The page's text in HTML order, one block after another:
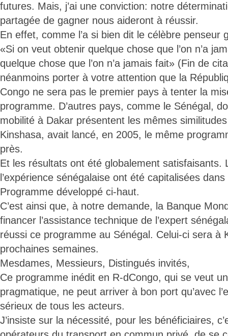
futures. Mais, j’ai une conviction: notre
partagée de gagner nous aideront à réussir.
En effet, comme l’a si bien dit le célèbre penseur
«Si on veut obtenir quelque chose que l’on n’a
quelque chose que l’on n’a jamais fait» (Fin de
néanmoins porter à votre attention que la
Congo ne sera pas le premier pays à tenter la
programme. D’autres pays, comme le Sénégal,
mobilité à Dakar présentent les mêmes
Kinshasa, avait lancé, en 2005, le même
près.
Et les résultats ont été globalement satisfaisants.
l’expérience sénégalaise ont été capitalisées
Programme développé ci-haut.
C’est ainsi que, à notre demande, la Banque
financer l’assistance technique de l’expert
réussi ce programme au Sénégal. Celui-ci sera à
prochaines semaines.
Mesdames, Messieurs, Distingués invités,
Ce programme inédit en R-dCongo, qui se veut
pragmatique, ne peut arriver à bon port qu’avec
sérieux de tous les acteurs.
J’insiste sur la nécessité, pour les bénéficiaires,